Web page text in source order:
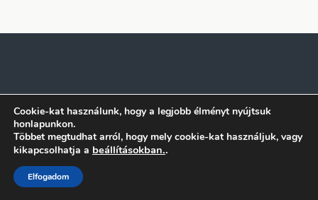
Cookie-kat használunk, hogy a legjobb élményt nyújtsuk
honlapunkon.
Többet megtudhat arról, hogy mely cookie-kat használjuk, vagy
kikapcsolhatja a beállításokban..
Elfogadom